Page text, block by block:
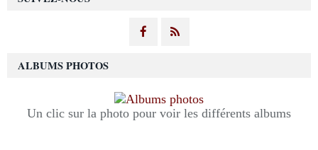
ALBUMS PHOTOS
Un clic sur la photo pour voir les différents albums